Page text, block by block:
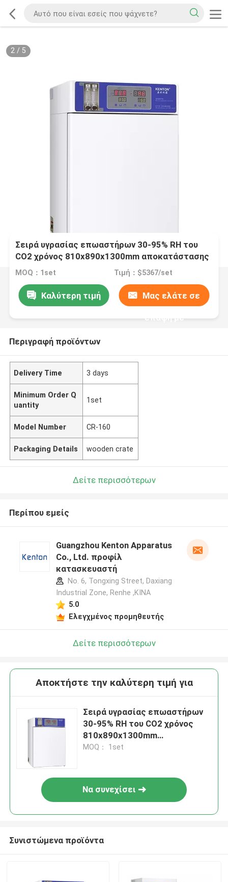
2/ 5
Σειρά υγρασίας επωαστήρων 30-95% RH του
CO2 χρόνος 810x890x1300mm αποκατάστασης
του CO2 2 λεπτών εξωτερικές διαστάσεις
MOQ：1set Τιμή：$5367/set
Καλύτερη τιμή Μας ελάτε σε
επαφή με
Περιγραφή προϊόντων
Delivery Time 3 days
Minimum Order Q
uantity
1set
Model Number CR-160
Packaging Details wooden crate
Δείτε περισσότερων
Περίπου εμείς
Guangzhou Kenton Apparatus
Co., Ltd. προφίλ
κατασκευαστή
No. 6, Tongxing Street, Daxiang
Industrial Zone, Renhe ,ΚΙΝΑ
5.0
Ελεγχμένος προμηθευτής
Δείτε περισσότερων
Αποκτήστε την καλύτερη τιμή για
Σειρά υγρασίας επωαστήρων
30-95% RH του CO2 χρόνος
810x890x1300mm
αποκατάστασης του CO2 2
MOQ： 1set
Να συνεχίσει
Συνιστώμενα προϊόντα